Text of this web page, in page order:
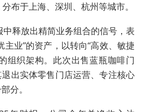
布于上海、深圳、杭州等城市。
释放出精简业务组合的信号，表
主业”的资产，以转向“高效、敏捷
组织架构。此次出售蓝瓶咖啡门
出实体零售门店运营、专注核心
分。